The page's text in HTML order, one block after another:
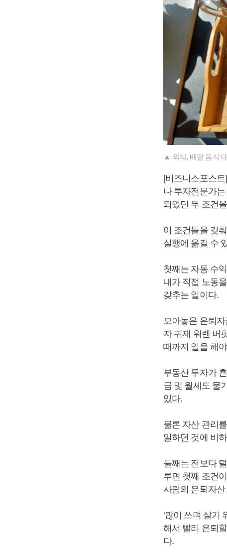
▲ 외식, 배달 음식
[비즈니스포스
나 투자전문가
되었던 두 조건
이 조건들을 갖
실행에 옮길 수
첫째는 자동 수
내가 직접 노동
갖추는 일이다.
모아놓은 은퇴
자 귀재 워렌 버
때까지 일을 해
부동산 투자가
금 및 월세도 물
있다.
물론 자산 관리
일하던 것에 비
둘째는 전보다
루면 첫째 조건
사람의 은퇴자
‘많이 쓰며 살기
해서 빨리 은퇴
다.